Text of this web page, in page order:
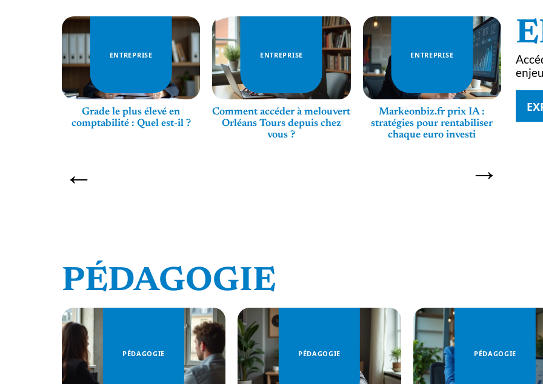
ENTREPRISE
Grade le plus élevé en
comptabilité : Quel est-il ?
ENTREPRISE
Comment accéder à melouvert
Orléans Tours depuis chez
vous ?
ENTREPRISE
Markeonbiz.fr prix IA :
stratégies pour rentabiliser
chaque euro investi
PÉDAGOGIE
PÉDAGOGIE PÉDAGOGIE PÉDAGOGIE